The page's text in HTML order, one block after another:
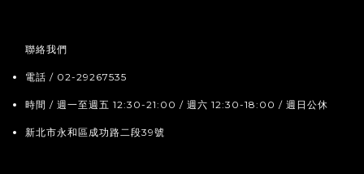
聯絡我們
電話 / 02-29267535
時間 / 週一至週五 12:30-21:00 / 週六 12:30-18:00 / 週日公休
新北市永和區成功路二段39號